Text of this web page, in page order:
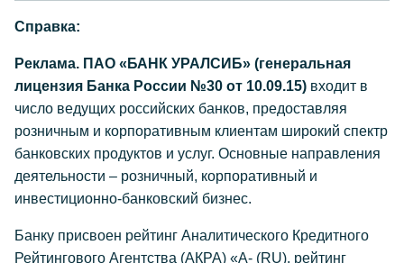
Справка:
Реклама. ПАО «БАНК УРАЛСИБ» (генеральная
лицензия Банка России №30 от 10.09.15) входит в
число ведущих российских банков, предоставляя
розничным и корпоративным клиентам широкий спектр
банковских продуктов и услуг. Основные направления
деятельности – розничный, корпоративный и
инвестиционно-банковский бизнес.
Банку присвоен рейтинг Аналитического Кредитного
Рейтингового Агентства (АКРА) «А- (RU), рейтинг